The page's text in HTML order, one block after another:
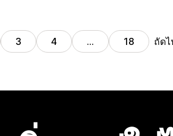
3 4 … 18 ถัดไ